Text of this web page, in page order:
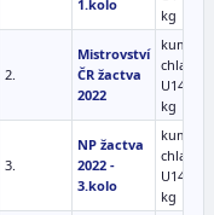
1.kolo
kg
2.
Mistrovství
ČR žactva
2022
kumite
chlapci
U14 +55
kg
3.
NP žactva
2022 -
3.kolo
kumite
chlapci
U14 +55
kg